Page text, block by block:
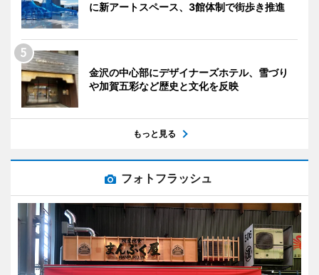
に新アートスペース、3館体制で街歩き推進
金沢の中心部にデザイナーズホテル、雪づり
や加賀五彩など歴史と文化を反映
もっと見る
フォトフラッシュ